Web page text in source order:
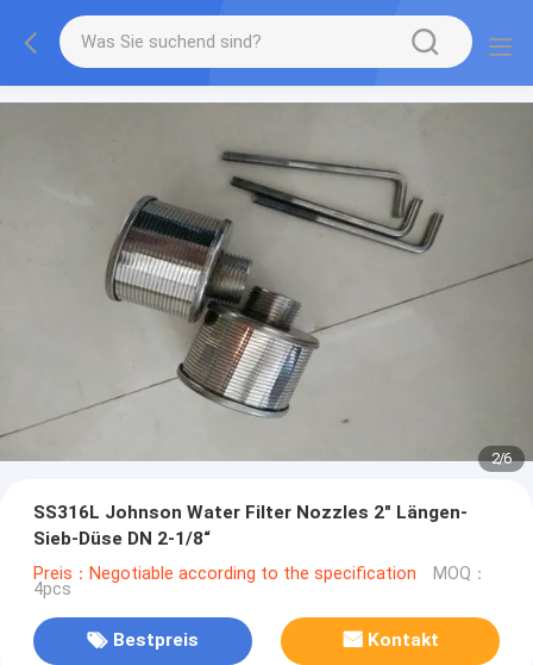
2/6
SS316L Johnson Water Filter Nozzles 2" Längen-
Sieb-Düse DN 2-1/8“
Preis：Negotiable according to the specification MOQ：
4pcs
Bestpreis Kontakt